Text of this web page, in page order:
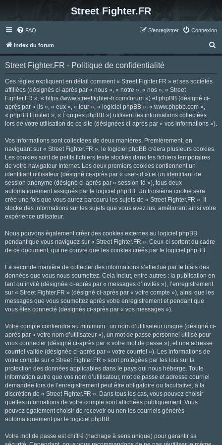
Street Fighter.FR
FAQ Connexion
S’enregistrer
Index du forum
e
Street Fighter.FR - Politique de confidentialité
Ces règles expliquent en détail comment « Street Fighter.FR » et ses sociétés
affiliées (désignés ci-après par « nous », « notre », « nos », « Street
Fighter.FR », « https://www.streetfighter-fr.com/forum ») et phpBB (désigné ci-
après par « ils », « eux », « leur », « logiciel phpBB », « www.phpbb.com »,
« phpBB Limited », « Équipes phpBB ») utilisent les informations collectées
lors de votre utilisation de ce site (désignées ci-après par « vos informations »).
Vos informations sont collectées de deux manières. Premièrement, en
naviguant sur « Street Fighter.FR », le logiciel phpBB créera plusieurs cookies.
Les cookies sont de petits fichiers texte stockés dans les fichiers temporaires
de votre navigateur Internet. Les deux premiers cookies contiennent un
identifiant utilisateur (désigné ci-après par « user-id ») et un identifiant de
session anonyme (désigné ci-après par « session-id »), tous deux
automatiquement assignés par le logiciel phpBB. Un troisième cookie sera
créé une fois que vous aurez parcouru les sujets de « Street Fighter.FR ». Il
stocke des informations sur les sujets que vous avez lus, améliorant ainsi votre
expérience utilisateur.
Nous pouvons également créer des cookies externes au logiciel phpBB
pendant que vous naviguez sur « Street Fighter.FR ». Ceux-ci sortent du cadre
de ce document, qui ne couvre que les cookies créés par le logiciel phpBB.
La seconde manière de collecter des informations s’effectue par le biais des
données que vous nous soumettez. Cela inclut, entre autres : la publication en
tant qu’invité (désignée ci-après par « messages d’invités »), l’enregistrement
sur « Street Fighter.FR » (désigné ci-après par « votre compte »), ainsi que les
messages que vous soumettez après votre enregistrement et pendant que
vous êtes connecté (désignés ci-après par « vos messages »).
Votre compte contiendra au minimum : un nom d’utilisateur unique (désigné ci-
après par « votre nom d’utilisateur »), un mot de passe personnel utilisé pour
vous connecter (désigné ci-après par « votre mot de passe »), et une adresse
courriel valide (désignée ci-après par « votre courriel »). Les informations de
votre compte sur « Street Fighter.FR » sont protégées par les lois sur la
protection des données applicables dans le pays qui nous héberge. Toute
information autre que vos nom d’utilisateur, mot de passe et adresse courriel
demandée lors de l’enregistrement peut être obligatoire ou facultative, à la
discrétion de « Street Fighter.FR ». Dans tous les cas, vous pouvez choisir
quelles informations de votre compte sont affichées publiquement. Vous
pouvez également choisir de recevoir ou non les courriels générés
automatiquement par le logiciel phpBB.
Votre mot de passe est chiffré (hachage à sens unique) pour garantir sa